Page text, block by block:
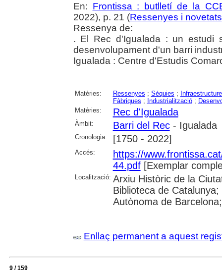
En: Frontissa : butlletí de la
2022), p. 21 (Ressenyes i novetats
Ressenya de:
. El Rec d'Igualada : un estudi
desenvolupament d'un barri
Igualada : Centre d'Estudis
Matèries: Ressenyes ; Séquies ;
Fàbriques ; Industrialització;
Matèries:
Rec d'Igualada
Àmbit: Barri del Rec- Igualada
Cronologia: [1750 - 2022]
Accés:
https://
44.pdf[Exemplar
Localització: Arxiu Històric de la
Biblioteca de
Autònoma de
Enllaç permanent a aquest
9 / 159